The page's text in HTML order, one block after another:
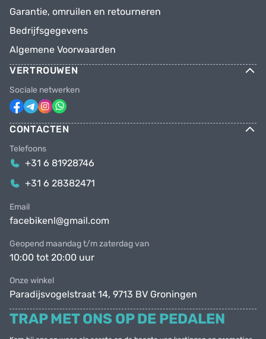
Garantie, omruilen en retourneren
Bedrijfsgegevens
Algemene Voorwaarden
VERTROUWEN
Sociale netwerken
CONTACTEN
Telefoons
+31 6 81928746
+31 6 28382471
Email
facebikenl@gmail.com
Geopend maandag t/m zaterdag van
10:00 tot 20:00 uur
Onze winkel
Paradijsvogelstraat 14, 9713 BV Groningen
TRAP MET ONS OP DE PEDALEN